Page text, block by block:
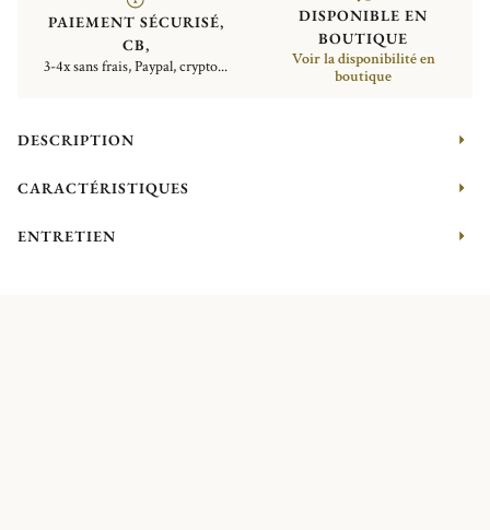
PAIEMENT SÉCURISÉ,
CB,
3-4x sans frais, Paypal, crypto...
DISPONIBLE EN
BOUTIQUE
Voir la disponibilité en
boutique
DESCRIPTION
CARACTÉRISTIQUES
ENTRETIEN